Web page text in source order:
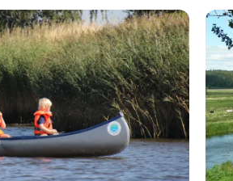
Kyst- og Fjordcentret